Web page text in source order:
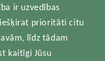
ir uzvedības
prioritāti citu
līdz tādam
kaitīgi Jūsu